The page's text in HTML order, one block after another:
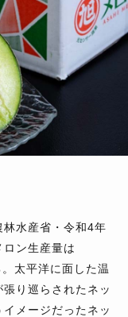
水産省・令和4年
ン生産量は
太平洋に面した温
り巡らされたネッ
メージだったネッ